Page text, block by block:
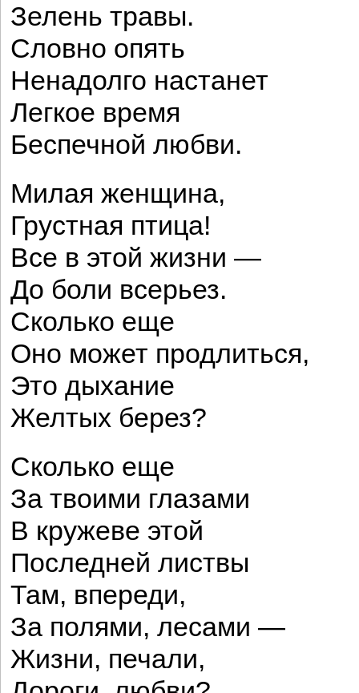
Зелень травы.
Словно опять
Ненадолго настанет
Легкое время
Беспечной любви.
Милая женщина,
Грустная птица!
Все в этой жизни —
До боли всерьез.
Сколько еще
Оно может продлиться,
Это дыхание
Желтых берез?
Сколько еще
За твоими глазами
В кружеве этой
Последней листвы
Там, впереди,
За полями, лесами —
Жизни, печали,